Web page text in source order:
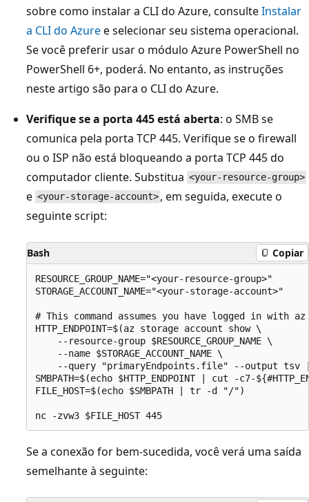
sobre como instalar a CLI do Azure, consulteInstalar
a CLI do Azuree selecionar seu sistema operacional.
Se você preferir usar o módulo Azure PowerShell no
PowerShell 6+, poderá. No entanto, as instruções
neste artigo são para o CLI do Azure.
Verifique se a porta 445 está aberta: o SMB se
comunica pela porta TCP 445. Verifique se o firewall
ou o ISP não está bloqueando a porta TCP 445 do
computador cliente. Substitua <your-resource-group>
e <your-storage-account> , em seguida, execute o
seguinte script:
Bash Copiar
RESOURCE_GROUP_NAME="<your-resource-group>"
STORAGE_ACCOUNT_NAME="<your-storage-account>"
# This command assumes you have logged in with
HTTP_ENDPOINT=$(az storage account show \
    --resource-group $RESOURCE_GROUP_NAME \
    --name $STORAGE_ACCOUNT_NAME \
--query "primaryEndpoints.file" --output tsv
SMBPATH=$(echo $HTTP_ENDPOINT | cut -c7-
FILE_HOST=$(echo $SMBPATH | tr -d "/")
Se a conexão for bem-sucedida, você verá uma saída
semelhante à seguinte: